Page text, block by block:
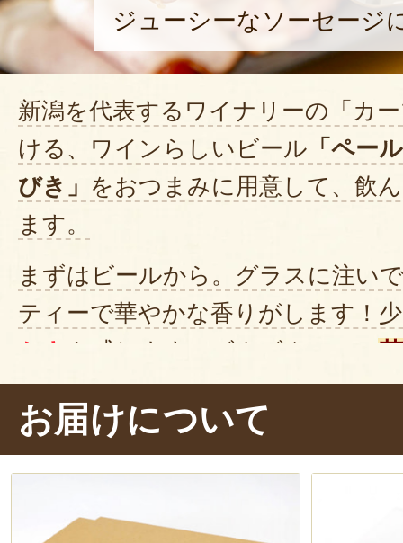
ジューシーなソーセージ
新潟を代表するワイナリーの「カ
ける、ワインらしいビール 「ペー
びき」
をおつまみに用意して、飲
ます。
まずはビールから。グラスに注い
ティーで華やかな香りがします！
かさ も感じます。ゴクゴク……。
実の甘さのような芳醇な香りが口
は麦の香ばしさを感じますね。
余韻が残る間に、「あらびき」を
ん、ジューシーな脂の甘みと
お届けについて